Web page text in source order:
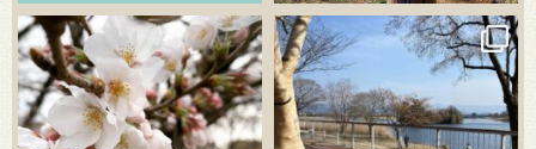
3月 20 3月 18